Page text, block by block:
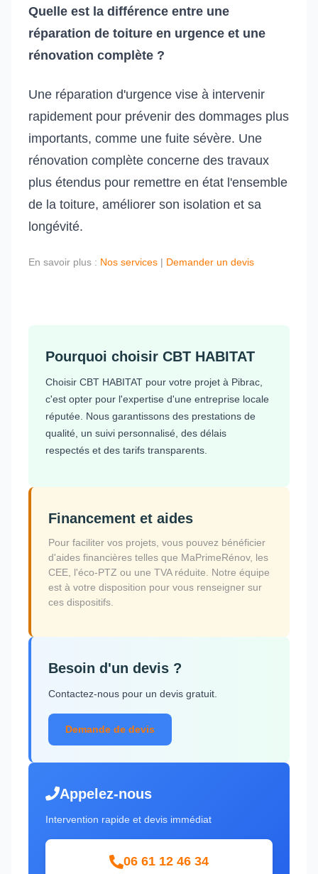
Quelle est la différence entre une
réparation de toiture en urgence et une
rénovation complète ?
Une réparation d'urgence vise à intervenir
rapidement pour prévenir des dommages plus
importants, comme une fuite sévère. Une
rénovation complète concerne des travaux
plus étendus pour remettre en état l'ensemble
de la toiture, améliorer son isolation et sa
longévité.
En savoir plus : Nos services | Demander un devis
Pourquoi choisir CBT HABITAT
Choisir CBT HABITAT pour votre projet à Pibrac,
c'est opter pour l'expertise d'une entreprise locale
réputée. Nous garantissons des prestations de
qualité, un suivi personnalisé, des délais
respectés et des tarifs transparents.
Financement et aides
Pour faciliter vos projets, vous pouvez bénéficier
d'aides financières telles que MaPrimeRénov, les
CEE, l'éco-PTZ ou une TVA réduite. Notre équipe
est à votre disposition pour vous renseigner sur
ces dispositifs.
Besoin d'un devis ?
Contactez-nous pour un devis gratuit.
Demande de devis
Appelez-nous
Intervention rapide et devis immédiat
06 61 12 46 34